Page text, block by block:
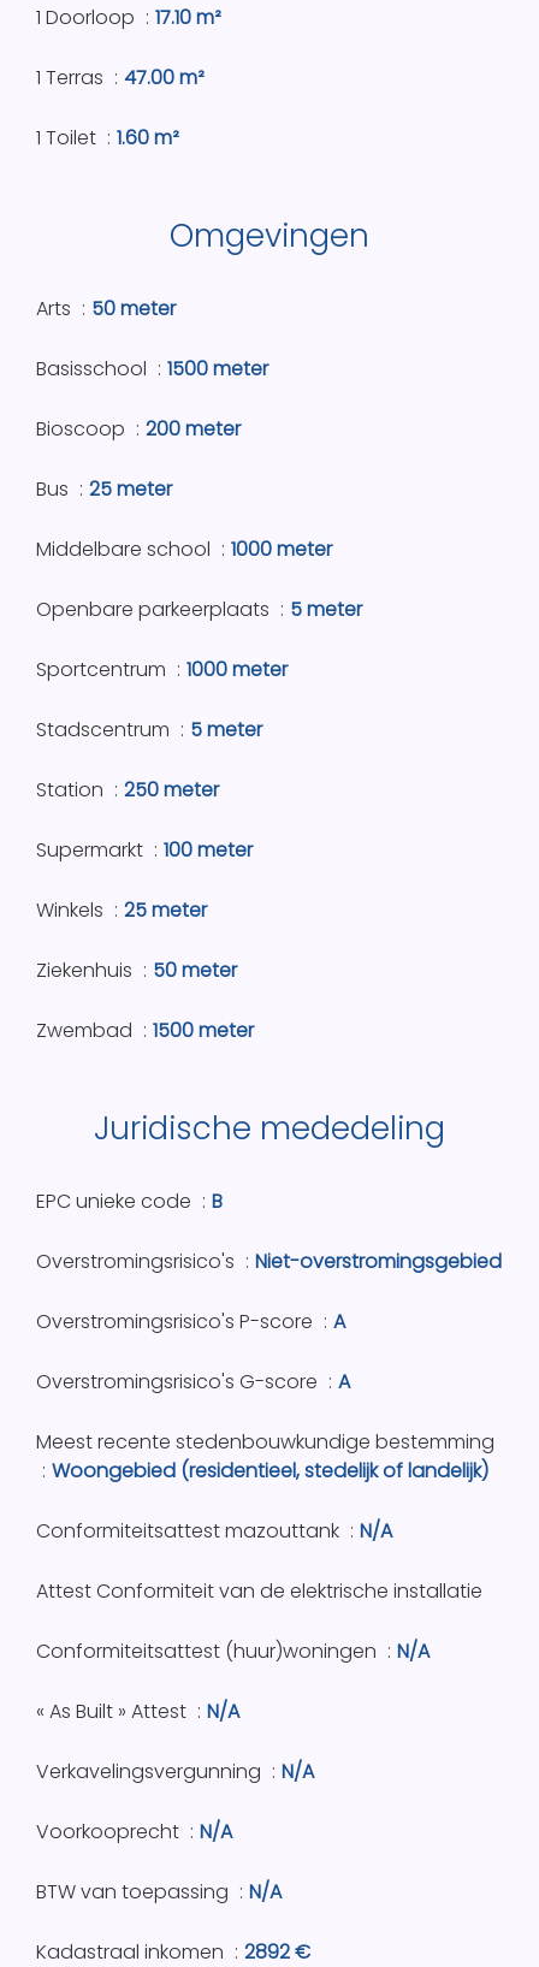
1 Doorloop 17.10 m²
1 Terras 47.00 m²
1 Toilet 1.60 m²
Omgevingen
Arts 50 meter
Basisschool 1500 meter
Bioscoop 200 meter
Bus 25 meter
Middelbare school 1000 meter
Openbare parkeerplaats 5 meter
Sportcentrum 1000 meter
Stadscentrum 5 meter
Station 250 meter
Supermarkt 100 meter
Winkels 25 meter
Ziekenhuis 50 meter
Zwembad 1500 meter
Juridische mededeling
EPC unieke code B
Overstromingsrisico's Niet-overstromingsgebied
Overstromingsrisico's P-score A
Overstromingsrisico's G-score A
Meest recente stedenbouwkundige bestemming
Woongebied (residentieel, stedelijk of landelijk)
Conformiteitsattest mazouttank N/A
Attest Conformiteit van de elektrische installatie
Conformiteitsattest (huur)woningen N/A
« As Built » Attest N/A
Verkavelingsvergunning N/A
Voorkooprecht N/A
BTW van toepassing N/A
Kadastraal inkomen 2892 €